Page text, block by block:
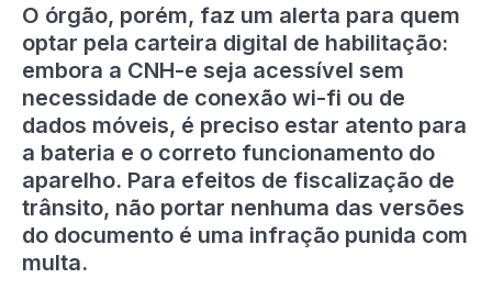
O órgão, porém, faz um alerta para quem
optar pela carteira digital de habilitação:
embora a CNH-e seja acessível sem
necessidade de conexão wi-fi ou de
dados móveis, é preciso estar atento para
a bateria e o correto funcionamento do
aparelho. Para efeitos de fiscalização de
trânsito, não portar nenhuma das versões
do documento é uma infração punida com
multa.